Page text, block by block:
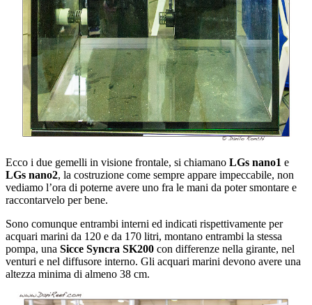
Ecco i due gemelli in visione frontale, si chiamano LGs nano1 e
LGs nano2, la costruzione come sempre appare impeccabile, non
vediamo l’ora di poterne avere uno fra le mani da poter smontare e
raccontarvelo per bene.
Sono comunque entrambi interni ed indicati rispettivamente per
acquari marini da 120 e da 170 litri, montano entrambi la stessa
pompa, una Sicce Syncra SK200 con differenze nella girante, nel
venturi e nel diffusore interno. Gli acquari marini devono avere una
altezza minima di almeno 38 cm.